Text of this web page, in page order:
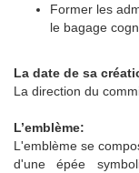
Former les
le bagage
La date de sa
La direction du
L’emblème:
L'emblème se
d'une épée